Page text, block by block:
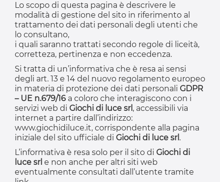
Lo scopo di questa pagina è descrivere le
modalità di gestione del sito in riferimento al
trattamento dei dati personali degli utenti che
lo consultano,
i quali saranno trattati secondo regole di liceità,
corretteza, pertinenza e non eccedenza.
Si tratta di un’informativa che è resa ai sensi
degli art. 13 e 14 del nuovo regolamento europeo
in materia di protezione dei dati personali GDPR
– UE n.679/16 a coloro che interagiscono con i
servizi web di Giochi di luce srl , accessibili via
internet a partire dall’indirizzo:
www.giochidiluce.it, corrispondente alla pagina
iniziale del sito ufficiale di Giochi di luce srl .
L’informativa è resa solo per il sito di Giochi di
luce srl e non anche per altri siti web
eventualmente consultati dall’utente tramite